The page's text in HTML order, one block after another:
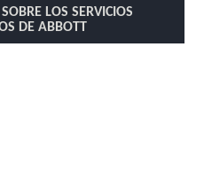
LOS SERVICIOS
DE ABBOTT